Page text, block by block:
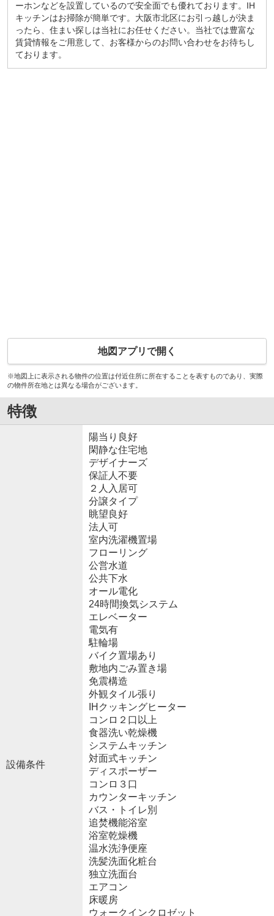
ーホンなどを設置しているので安全面でも優れております。IH
キッチンはお掃除が簡単です。大阪市北区にお引っ越しが決ま
ったら、住まい探しは当社にお任せください。当社では豊富な
賃貸情報をご用意して、お客様からのお問い合わせをお待ちし
ております。
地図アプリで開く
※地図上に表示される物件の位置は付近住所に所在することを表すものであり、実際
の物件所在地とは異なる場合がございます。
特徴
設備条件
陽当り良好
閑静な住宅地
デザイナーズ
保証人不要
２人入居可
分譲タイプ
眺望良好
法人可
室内洗濯機置場
フローリング
公営水道
公共下水
オール電化
24時間換気システム
エレベーター
電気有
駐輪場
バイク置場あり
敷地内ごみ置き場
免震構造
外観タイル張り
IHクッキングヒーター
コンロ２口以上
食器洗い乾燥機
システムキッチン
対面式キッチン
ディスポーザー
コンロ３口
カウンターキッチン
バス・トイレ別
追焚機能浴室
浴室乾燥機
温水洗浄便座
洗髪洗面化粧台
独立洗面台
エアコン
床暖房
ウォークインクロゼット